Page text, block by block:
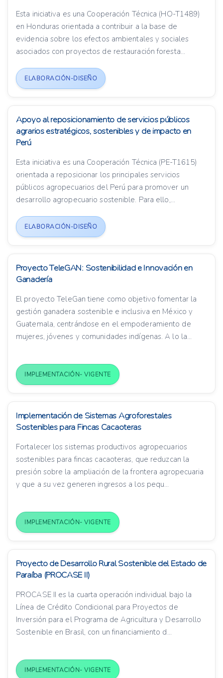
Esta iniciativa es una Cooperación Técnica (HO-T1489)
en Honduras orientada a contribuir a la base de
evidencia sobre los efectos ambientales y sociales
asociados con proyectos de restauración foresta...
ELABORACIÓN-DISEÑO
Apoyo al reposicionamiento de servicios públicos
agrarios estratégicos, sostenibles y de impacto en
Perú
Esta iniciativa es una Cooperación Técnica (PE-T1615)
orientada a reposicionar los principales servicios
públicos agropecuarios del Perú para promover un
desarrollo agropecuario sostenible. Para ello,...
ELABORACIÓN-DISEÑO
Proyecto TeleGAN: Sostenibilidad e Innovación en
Ganadería
El proyecto TeleGan tiene como objetivo fomentar la
gestión ganadera sostenible e inclusiva en México y
Guatemala, centrándose en el empoderamiento de
mujeres, jóvenes y comunidades indígenas. A lo la...
IMPLEMENTACIÓN- VIGENTE
Implementación de Sistemas Agroforestales
Sostenibles para Fincas Cacaoteras
Fortalecer los sistemas productivos agropecuarios
sostenibles para fincas cacaoteras, que reduzcan la
presión sobre la ampliación de la frontera agropecuaria
y que a su vez generen ingresos a los pequ...
IMPLEMENTACIÓN- VIGENTE
Proyecto de Desarrollo Rural Sostenible del Estado de
Paraíba (PROCASE II)
PROCASE II es la cuarta operación individual bajo la
Línea de Crédito Condicional para Proyectos de
Inversión para el Programa de Agricultura y Desarrollo
Sostenible en Brasil, con un financiamiento d...
IMPLEMENTACIÓN- VIGENTE